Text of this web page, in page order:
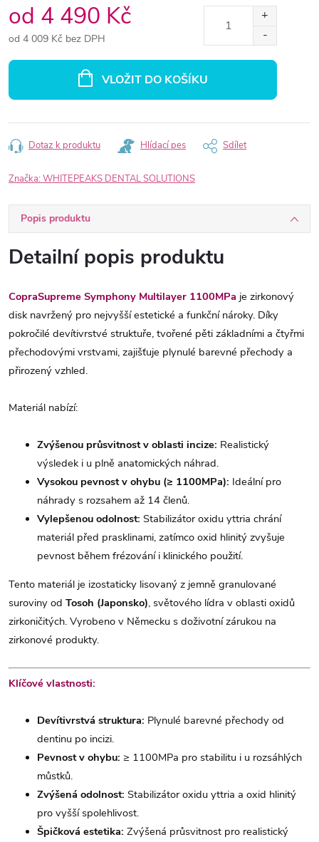
od 4 490 Kč
od 4 009 Kč bez DPH
VLOŽIT DO KOŠÍKU
Dotaz k produktu Hlídací pes Sdílet
Značka: WHITEPEAKS DENTAL SOLUTIONS
Popis produktu
Detailní popis produktu
CopraSupreme Symphony Multilayer 1100MPa je zirkonový
disk navržený pro nejvyšší estetické a funkční nároky. Díky
pokročilé devítivrstvé struktuře, tvořené pěti základními a čtyřmi
přechodovými vrstvami, zajišťuje plynulé barevné přechody a
přirozený vzhled.
Materiál nabízí:
Zvýšenou průsvitnost v oblasti incize: Realistický
výsledek i u plně anatomických náhrad.
Vysokou pevnost v ohybu (≥ 1100MPa): Ideální pro
náhrady s rozsahem až 14 členů.
Vylepšenou odolnost: Stabilizátor oxidu yttria chrání
materiál před prasklinami, zatímco oxid hlinitý zvyšuje
pevnost během frézování i klinického použití.
Tento materiál je izostaticky lisovaný z jemně granulované
suroviny od Tosoh (Japonsko), světového lídra v oblasti oxidů
zirkoničitých. Vyrobeno v Německu s doživotní zárukou na
zirkonové produkty.
Klíčové vlastnosti:
Devítivrstvá struktura: Plynulé barevné přechody od
dentinu po incizi.
Pevnost v ohybu: ≥ 1100MPa pro stabilitu i u rozsáhlých
můstků.
Zvýšená odolnost: Stabilizátor oxidu yttria a oxid hlinitý
pro vyšší spolehlivost.
Špičková estetika: Zvýšená průsvitnost pro realistický